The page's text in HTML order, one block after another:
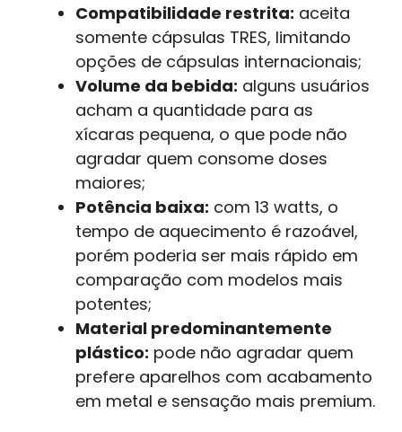
Compatibilidade restrita: aceita
somente cápsulas TRES, limitando
opções de cápsulas internacionais;
Volume da bebida: alguns usuários
acham a quantidade para as
xícaras pequena, o que pode não
agradar quem consome doses
maiores;
Potência baixa: com 13 watts, o
tempo de aquecimento é razoável,
porém poderia ser mais rápido em
comparação com modelos mais
potentes;
Material predominantemente
plástico: pode não agradar quem
prefere aparelhos com acabamento
em metal e sensação mais premium.